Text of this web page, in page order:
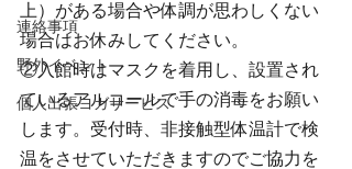
連絡事項
野外イベント
個人出張ヨガサービス
上）がある場合や体調が思わしくない
場合はお休みしてください。
②入館時はマスクを着用し、設置され
ているアルコールで手の消毒をお願い
します。受付時、非接触型体温計で検
温をさせていただきますのでご協力を